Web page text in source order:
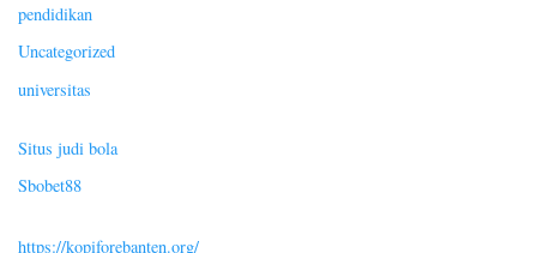
pendidikan
Uncategorized
universitas
Situs judi bola
Sbobet88
https://kopiforebanten.org/